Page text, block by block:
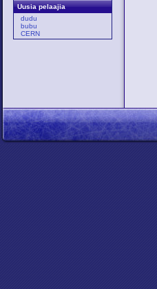
Uusia pelaajia
dudu
bubu
CERN